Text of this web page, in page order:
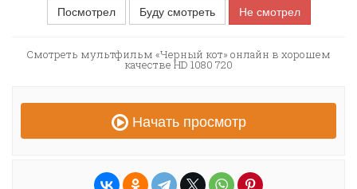
Посмотрел
Буду смотреть Не смотрел
Смотреть мультфильм «Черный кот» онлайн в хорошем
качестве HD 1080 720
Начать просмотр